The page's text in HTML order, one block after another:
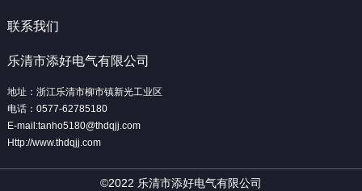
联系我们
乐清市添好电气有限公司
地址：浙江乐清市柳市镇新光工业区
电话：0577-62785180
E-mail:tanho5180@thdqjj.com
Http://www.thdqjj.com
©2022 乐清市添好电气有限公司